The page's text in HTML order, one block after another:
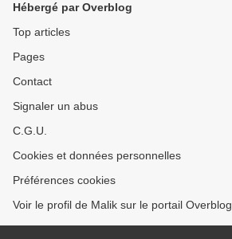
Hébergé par Overblog
Top articles
Pages
Contact
Signaler un abus
C.G.U.
Cookies et données personnelles
Préférences cookies
Voir le profil de Malik sur le portail Overblog